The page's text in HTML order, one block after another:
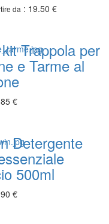
da: 19.50 €
Trappola per
e Tarme al
€
Detergente
500ml
€